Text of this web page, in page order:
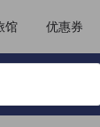
馆 优惠券
键以移动，点击